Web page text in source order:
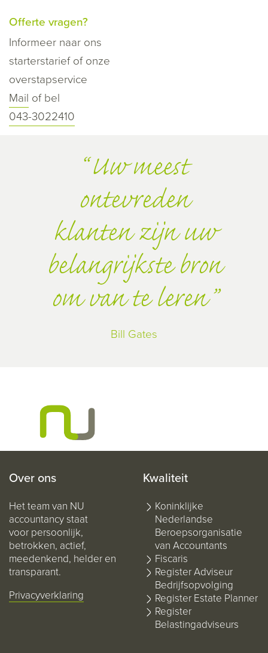
Offerte vragen?
Informeer naar ons
starterstarief of onze
overstapservice
Mail of bel
043-3022410
Uw meest
ontevreden
klanten zijn uw
belangrijkste bron
om van te leren
Bill Gates
Over ons
Het team van NU
accountancy staat
voor persoonlijk,
betrokken, actief,
meedenkend, helder en
transparant.
Privacyverklaring
Kwaliteit
Koninklijke
Nederlandse
Beroepsorganisatie
van Accountants
Fiscaris
Register Adviseur
Bedrijfsopvolging
Register Estate Planner
Register
Belastingadviseurs